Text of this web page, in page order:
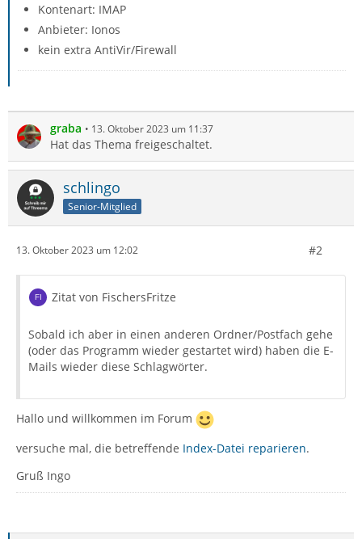
Kontenart: IMAP
Anbieter: Ionos
kein extra AntiVir/Firewall
graba 13. Oktober 2023 um 11:37
Hat das Thema freigeschaltet.
schlingo
Senior-Mitglied
13. Oktober 2023 um 12:02 #2
Zitat von FischersFritze
Sobald ich aber in einen anderen Ordner/Postfach gehe
(oder das Programm wieder gestartet wird) haben die E-
Mails wieder diese Schlagwörter.
Hallo und willkommen im Forum
versuche mal, die betreffende Index-Datei reparieren.
Gruß Ingo